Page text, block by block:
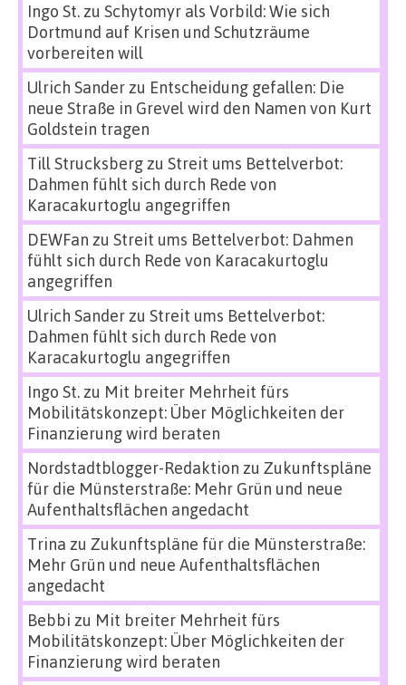
Ingo St.zu Schytomyr als Vorbild: Wie sich
Dortmund auf Krisen und Schutzräume
vorbereiten will
Ulrich Sanderzu Entscheidung gefallen: Die
neue Straße in Grevel wird den Namen von Kurt
Goldstein tragen
Till Strucksbergzu Streit ums Bettelverbot:
Dahmen fühlt sich durch Rede von
Karacakurtoglu angegriffen
DEWFan zu Streit ums Bettelverbot: Dahmen
fühlt sich durch Rede von Karacakurtoglu
angegriffen
Ulrich Sanderzu Streit ums Bettelverbot:
Dahmen fühlt sich durch Rede von
Karacakurtoglu angegriffen
Ingo St.zu Mit breiter Mehrheit fürs
Mobilitätskonzept: Über Möglichkeiten der
Finanzierung wird beraten
Nordstadtblogger-Redaktion zu Zukunftspläne
für die Münsterstraße: Mehr Grün und neue
Aufenthaltsflächen angedacht
Trina zu Zukunftspläne für die Münsterstraße:
Mehr Grün und neue Aufenthaltsflächen
angedacht
Bebbi zu Mit breiter Mehrheit fürs
Mobilitätskonzept: Über Möglichkeiten der
Finanzierung wird beraten